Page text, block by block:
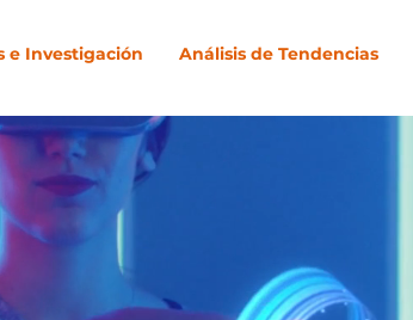
e Investigación Análisis de Tendencias